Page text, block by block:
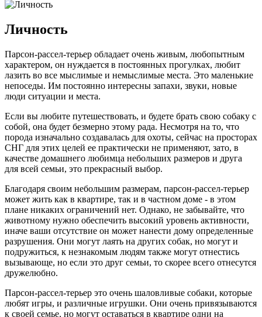
Личность
Парсон-рассел-терьер обладает очень живым, любопытным
характером, он нуждается в постоянных прогулках, любит
лазить во все мыслимые и немыслимые места. Это маленькие
непоседы. Им постоянно интересны запахи, звуки, новые
люди ситуации и места.
Если вы любите путешествовать, и будете брать свою собаку с
собой, она будет безмерно этому рада. Несмотря на то, что
порода изначально создавалась для охоты, сейчас на просторах
СНГ для этих целей ее практически не применяют, зато, в
качестве домашнего любимца небольших размеров и друга
для всей семьи, это прекрасный выбор.
Благодаря своим небольшим размерам, парсон-рассел-терьер
может жить как в квартире, так и в частном доме - в этом
плане никаких ограничений нет. Однако, не забывайте, что
животному нужно обеспечить высокий уровень активности,
иначе ваши отсутствие он может нанести дому определенные
разрушения. Они могут лаять на других собак, но могут и
подружиться, к незнакомым людям также могут отнестись
вызывающе, но если это друг семьи, то скорее всего отнесутся
дружелюбно.
Парсон-рассел-терьер это очень шаловливые собаки, которые
любят игры, и различные игрушки. Они очень привязываются
к своей семье, но могут оставаться в квартире одни на